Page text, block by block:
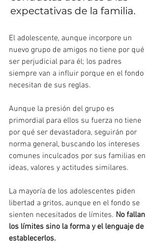
expectativas de la familia.
El adolescente, aunque incorpore un
nuevo grupo de amigos no tiene por qué
ser perjudicial para él; los padres
siempre van a influir porque en el fondo
necesitan de sus reglas.
Aunque la presión del grupo es
primordial para ellos su fuerza no tiene
por qué ser devastadora, seguirán por
norma general, buscando los intereses
comunes inculcados por sus familias en
ideas, valores y actitudes similares.
La mayoría de los adolescentes piden
libertad a gritos, aunque en el fondo se
sienten necesitados de límites. No fallan
los límites sino la forma y el lenguaje de
establecerlos.